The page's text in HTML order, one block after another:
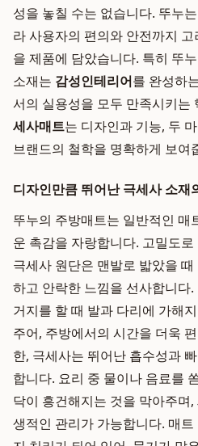
성을 놓칠 수는 없습니다. 뚜누
라 사용자의 편의와 안전까지
을 제품에 담았습니다. 특히 뚜
소재는 감성인테리어를 완성하
서의 실용성을 모두 만족시키는
세사매트는 디자인과 기능, 두
브랜드의 철학을 명확하게 보여
디자인만큼 뛰어난 극세사 소재
뚜누의 주방매트는 일반적인 매
운 촉감을 자랑합니다. 고밀도
극세사 원단은 맨발로 밟았을
하고 안락한 느낌을 선사합니다
거지를 할 때 발과 다리에 가해
주어, 주방에서의 시간을 더욱
한, 극세사는 뛰어난 흡수성과
합니다. 요리 중 물이나 음료를
닥이 흥건해지는 것을 막아주며
생적인 관리가 가능합니다. 매